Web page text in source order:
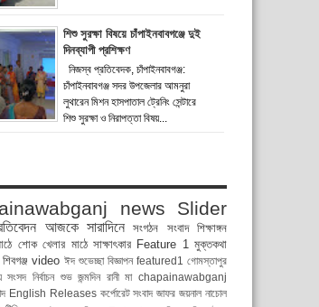
শিশু সুরক্ষা বিষয়ে চাঁপাইনবাবগঞ্জে দুই
দিনব্যাপী প্রশিক্ষণ
নিজস্ব প্রতিবেদক, চাঁপাইনবাবগঞ্জ:
চাঁপাইনবাবগঞ্জ সদর উপজেলার আমনুরা
লুথারেন মিশন হাসপাতাল ট্রেনিং সেন্টারে
শিশু সুরক্ষা ও নিরাপত্তা বিষয়...
news Slider
আজকে সারাদিনে সংগঠন সংবাদ
শিক্ষাঙ্গন
শোক খেলার মাঠে সাক্ষাৎকার Feature 1 মুক্তকথা
শিবগঞ্জ video ঈদ শুভেচ্ছা বিজ্ঞাপন featured1 গোমস্তাপুর
সংসদ নির্বাচন শুভ জন্মদিন রানী মা chapainawabganj
English Releases কর্পোরেট সংবাদ জাফর জয়নাল নাচোল